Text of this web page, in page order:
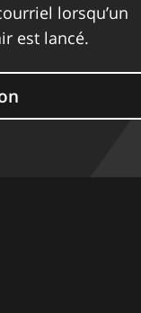
lorsqu’un
est lancé.